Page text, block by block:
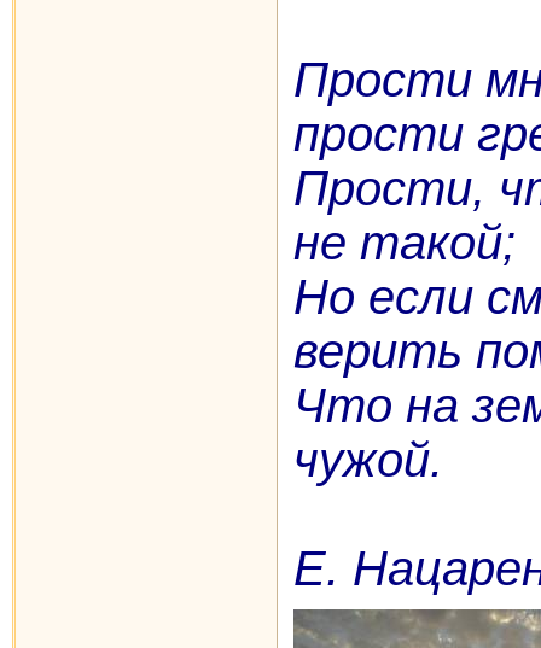
Прости
прости
Прости,
не такой;
Но если
верить
Что на
чужой.
Е.